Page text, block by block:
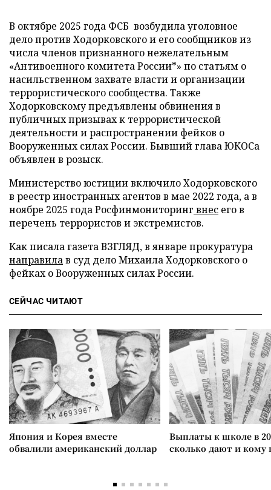
В октябре 2025 года ФСБ возбудила уголовное
дело против Ходорковского и его сообщников из
числа членов признанного нежелательным
«Антивоенного комитета России*» по статьям о
насильственном захвате власти и организации
террористического сообщества. Также
Ходорковскому предъявлены обвинения в
публичных призывах к террористической
деятельности и распространении фейков о
Вооруженных силах России. Бывший глава ЮКОСа
объявлен в розыск.
Министерство юстиции включило Ходорковского
в реестр иностранных агентов в мае 2022 года, а в
ноябре 2025 года Росфинмониторинг внес его в
перечень террористов и экстремистов.
Как писала газета ВЗГЛЯД, в январе прокуратура
направилав суд дело Михаила Ходорковского о
фейках о Вооруженных силах России.
СЕЙЧАС ЧИТАЮТ
Япония и Корея вместе
обвалили американский доллар
Выплаты к школе в
сколько дают и